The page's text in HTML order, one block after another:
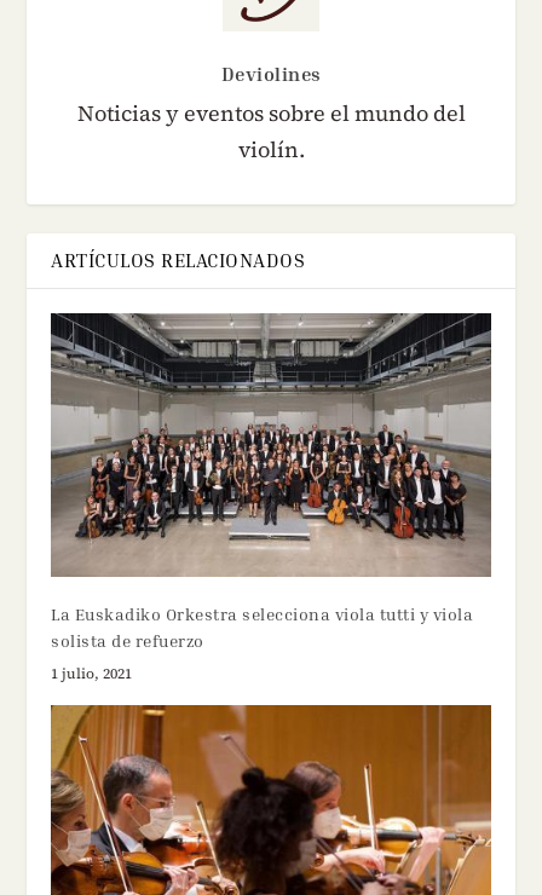
Deviolines
Noticias y eventos sobre el mundo del
violín.
ARTÍCULOS RELACIONADOS
La Euskadiko Orkestra selecciona viola tutti y viola
solista de refuerzo
1 julio, 2021